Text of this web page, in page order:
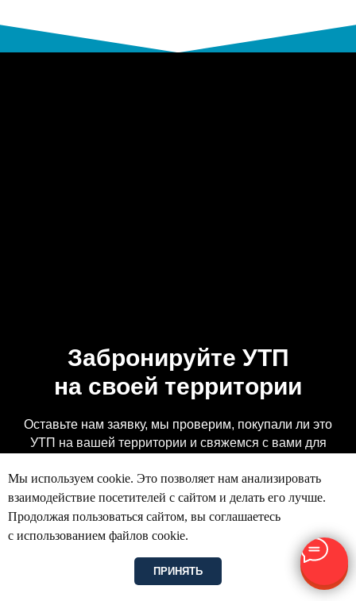
рублей
Забронируйте УТП
на своей территории
Оставьте нам заявку, мы проверим, покупали ли это
УТП на вашей территории и свяжемся с вами для
Тип заявки
Мы используем cookie. Это позволяет нам анализировать
взаимодействие посетителей с сайтом и делать его лучше.
Продолжая пользоваться сайтом, вы соглашаетесь
с использованием файлов cookie.
ПРИНЯТЬ